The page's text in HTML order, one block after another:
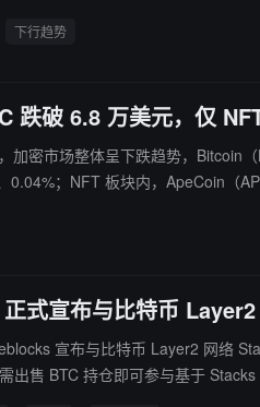
上涨 1.93%；DeFi 板块下跌
下行趋势
跌破 6.8 万美元，仅
整体呈下跌趋势，Bitcoin（BTC）下跌
；NFT 板块内，ApeCoin（APE
逆势上涨 4.08%；PayFi 板块下跌
式宣布与比特币
宣布与比特币 Layer2 网络
出售 BTC 持仓即可参与基于